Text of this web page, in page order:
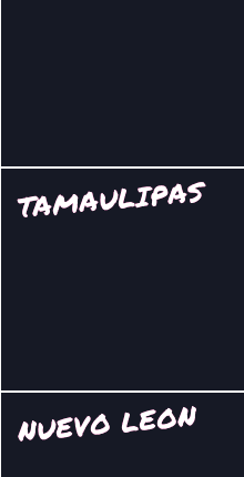
TAMAULIPAS
NUEVO LEON